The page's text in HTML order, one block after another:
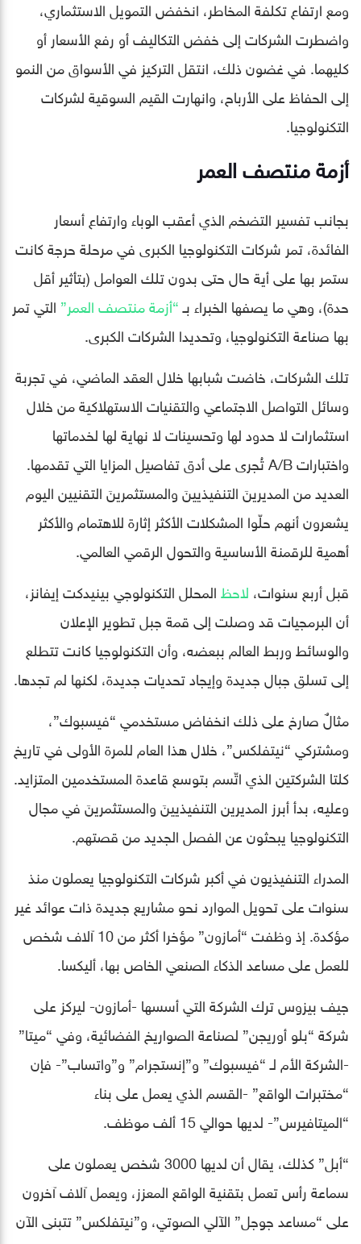
ومع ارتفاع تكلفة المخاطر، انخفض التمويل الاستثماري،
واضطرت الشركات إلى خفض التكاليف أو رفع الأسعار أو
كليهما. في غضون ذلك، انتقل التركيز في الأسواق من النمو
إلى الحفاظ على الأرباح، وانهارت القيم السوقية لشركات
التكنولوجيا.
أزمة منتصف العمر
بجانب تفسير التضخم الذي أعقب الوباء وارتفاع أسعار
الفائدة، تمر شركات التكنولوجيا الكبرى في مرحلة حرجة كانت
ستمر بها على أية حال حتى بدون تلك العوامل (بتأثير أقل
حدة)، وهي ما يصفها الخبراء بـ“أزمة منتصف العمر” التي تمر
بها صناعة التكنولوجيا، وتحديدا الشركات الكبرى.
تلك الشركات، خاضت شبابها خلال العقد الماضي، في تجربة
وسائل التواصل الاجتماعي والتقنيات الاستهلاكية من خلال
استثمارات لا حدود لها وتحسينات لا نهاية لها لخدماتها
واختبارات A/B تُجرى على أدق تفاصيل المزايا التي تقدمها.
العديد من المديرينَ التنفيذيينَ والمستثمرينَ التقنيين اليوم
يشعرون أنهم حلّوا المشكلات الأكثر إثارة للاهتمام والأكثر
أهمية للرقمنة الأساسية والتحول الرقمي العالمي.
قبل أربع سنوات، لاحظالمحلل التكنولوجي بينيدكت إيفانز،
أن البرمجيات قد وصلت إلى قمة جبل تطوير الإعلان
والوسائط وربط العالم ببعضه، وأن التكنولوجيا كانت تتطلع
إلى تسلق جبال جديدة وإيجاد تحديات جديدة، لكنها لم تجدها.
مثالٌ صارخ على ذلك انخفاض مستخدمي “فيسبوك”،
ومشتركي “نيتفلكس”، خلال هذا العام للمرة الأولى في تاريخ
كلتا الشركتين الذي اتّسم بتوسع قاعدة المستخدمين المتزايد.
وعليه، بدأ أبرز المديرين التنفيذيينَ والمستثمرينَ في مجال
التكنولوجيا يبحثون عن الفصل الجديد من قصتهم.
المدراء التنفيذيون في أكبر شركات التكنولوجيا يعملون منذ
سنوات على تحويل الموارد نحو مشاريع جديدة ذات عوائد غير
مؤكدة. إذ وظفت “أمازون” مؤخرا أكثر من 10 آلاف شخص
للعمل على مساعد الذكاء الصنعي الخاص بها، أليكسا.
جيف بيزوس ترك الشركة التي أسسها -أمازون- ليركز على
شركة “بلو أوريجن” لصناعة الصواريخ الفضائية، وفي “ميتا”
-الشركة الأم لـ “فيسبوك” و”إنستجرام” و”واتساب”- فإن
“مختبرات الواقع” -القسم الذي يعمل على بناء
“الميتافيرس”- لديها حوالي 15 ألف موظف.
“أبل” كذلك، يقال أن لديها 3000 شخص يعملون على
سماعة رأس تعمل بتقنية الواقع المعزز، ويعمل آلاف آخرون
على “مساعد جوجل” الآلي الصوتي، و”نيتفلكس” تتبنى الآن